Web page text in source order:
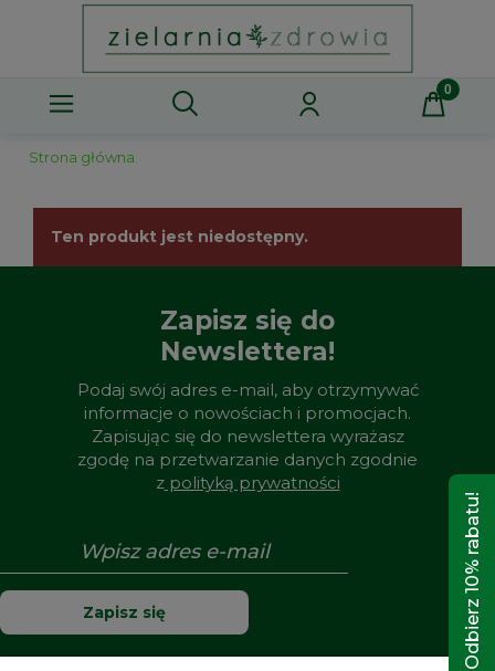
Strona główna
Ten produkt jest niedostępny.
Zapisz się do
Newslettera!
Podaj swój adres e-mail, aby otrzymywać
informacje o nowościach i promocjach.
Zapisując się do newslettera wyrażasz
zgodę na przetwarzanie danych zgodnie
zpolityką prywatności
Zapisz się Odbierz 10% rabatu!